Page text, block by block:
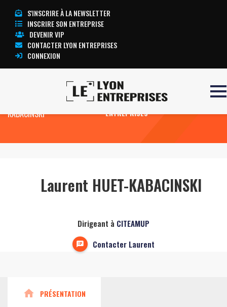
S'INSCRIRE À LA NEWSLETTER
INSCRIRE SON ENTREPRISE
DEVENIR VIP
CONTACTER LYON ENTREPRISES
CONNEXION
Laurent HUET-
KABACINSKI
TOUTE L’ACTUALITÉ LYON
ENTREPRISES
Laurent HUET-KABACINSKI
Dirigeant à CITEAMUP
Contacter Laurent
home PRÉSENTATION